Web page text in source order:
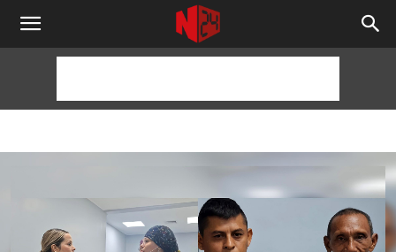
NOTICIAS
HORAS